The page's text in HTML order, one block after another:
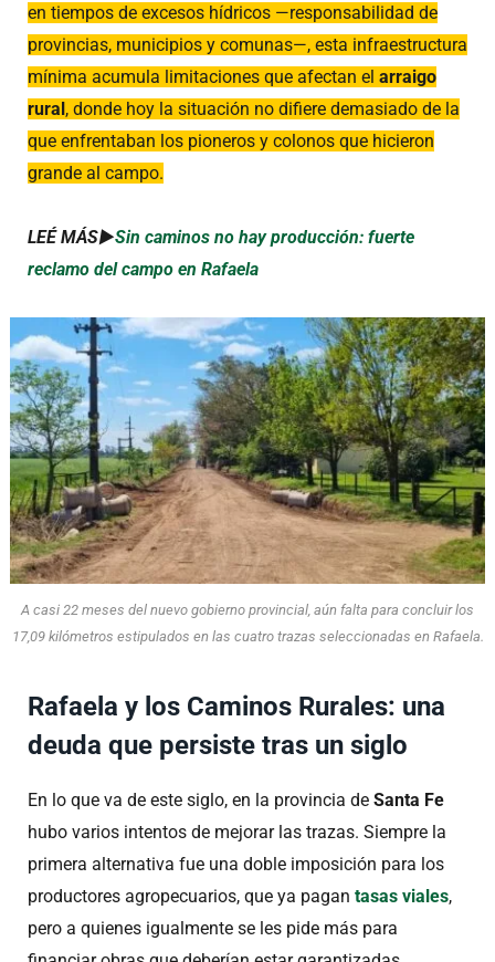
en tiempos de excesos hídricos —responsabilidad de
provincias, municipios y comunas—, esta infraestructura
mínima acumula limitaciones que afectan el arraigo
rural, donde hoy la situación no difiere demasiado de la
que enfrentaban los pioneros y colonos que hicieron
grande al campo.
LEÉ MÁS►Sin caminos no hay producción: fuerte
reclamo del campo en Rafaela
A casi 22 meses del nuevo gobierno provincial, aún falta para concluir los
17,09 kilómetros estipulados en las cuatro trazas seleccionadas en Rafaela.
Rafaela y los Caminos Rurales: una
deuda que persiste tras un siglo
En lo que va de este siglo, en la provincia de Santa Fe
hubo varios intentos de mejorar las trazas. Siempre la
primera alternativa fue una doble imposición para los
productores agropecuarios, que ya pagan tasas viales,
pero a quienes igualmente se les pide más para